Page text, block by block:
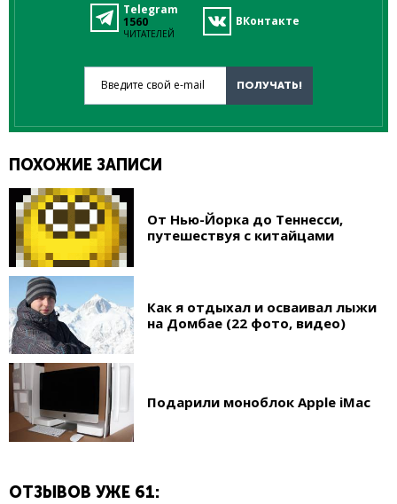
Telegram
1560
ЧИТАТЕЛЕЙ
ВКонтакте
Введите свой e-mail
ПОЛУЧАТЬ!
ПОХОЖИЕ ЗАПИСИ
От Нью-Йорка до Теннесси,
путешествуя с китайцами
Как я отдыхал и осваивал лыжи
на Домбае (22 фото, видео)
Подарили моноблок Apple iMac
ОТЗЫВОВ УЖЕ 61: